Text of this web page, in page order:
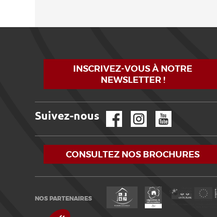
INSCRIVEZ-VOUS À NOTRE
NEWSLETTER !
Suivez-nous
CONSULTEZ NOS BROCHURES
NOS PARTENAIRES